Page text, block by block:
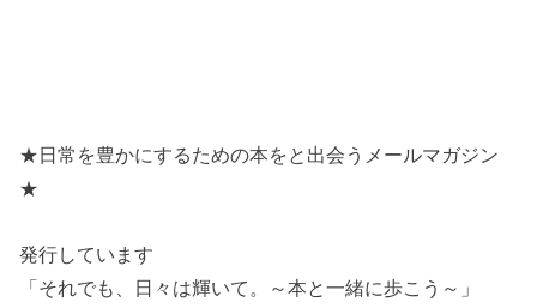
★日常を豊かにするための本をと出会うメールマガジン
★
発行しています
「それでも、日々は輝いて。～本と一緒に歩こう～」